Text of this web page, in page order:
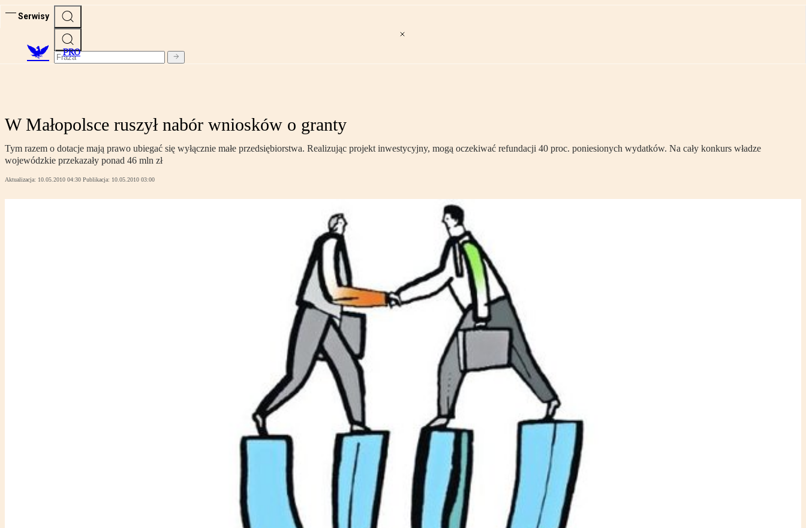
Serwisy
PRO
W Małopolsce ruszył nabór wniosków o granty
Tym razem o dotacje mają prawo ubiegać się wyłącznie małe przedsiębiorstwa. Realizując projekt inwestycyjny, mogą oczekiwać refundacji 40 proc. poniesionych wydatków. Na cały konkurs władze
wojewódzkie przekazały ponad 46 mln zł
Aktualizacja: 10.05.2010 04:30 Publikacja: 10.05.2010 03:00